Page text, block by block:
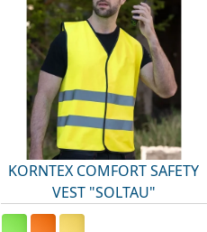
KORNTEX COMFORT SAFETY
VEST "SOLTAU"